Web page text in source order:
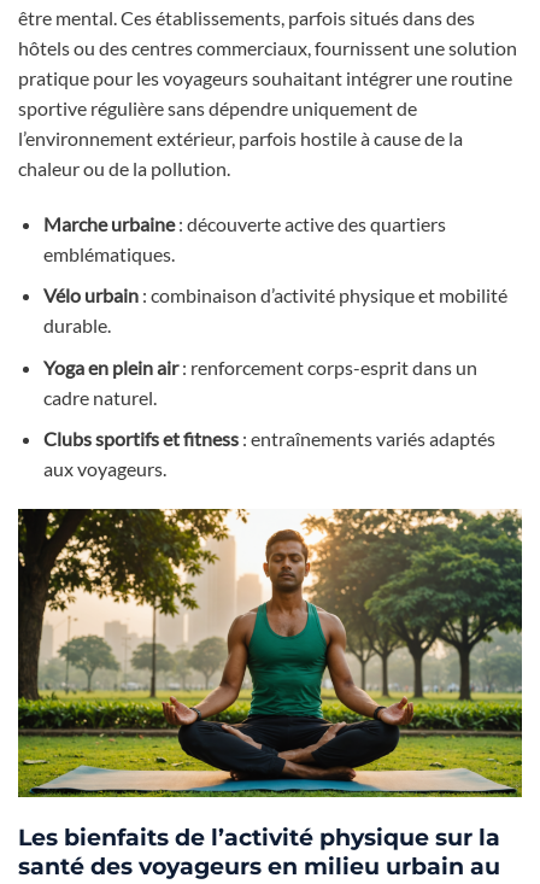
être mental. Ces établissements, parfois situés dans des
hôtels ou des centres commerciaux, fournissent une solution
pratique pour les voyageurs souhaitant intégrer une routine
sportive régulière sans dépendre uniquement de
l’environnement extérieur, parfois hostile à cause de la
chaleur ou de la pollution.
Marche urbaine: découverte active des quartiers
emblématiques.
Vélo urbain: combinaison d’activité physique et mobilité
durable.
Yoga en plein air: renforcement corps-esprit dans un
cadre naturel.
Clubs sportifs et fitness: entraînements variés adaptés
aux voyageurs.
Les bienfaits de l’activité physique sur la
santé des voyageurs en milieu urbain au